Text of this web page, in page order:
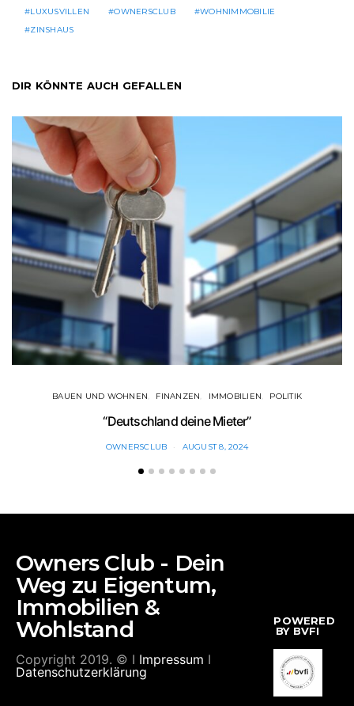
LUXUSVILLEN
OWNERSCLUB
WOHNIMMOBILIE
ZINSHAUS
DIR KÖNNTE AUCH GEFALLEN
BAUEN UND WOHNEN FINANZEN IMMOBILIEN POLITIK
“Deutschland deine Mieter”
OWNERSCLUB AUGUST 8, 2024
Owners Club - Dein
Weg zu Eigentum,
Immobilien &
Wohlstand
Copyright 2019. © I Impressum I
Datenschutzerklärung
POWERED
BY BVFI